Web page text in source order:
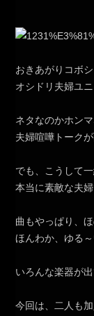
おきあがりコボ
オシドリ夫婦ユ
ネタなのかホン
夫婦喧嘩トーク
でも、こうして
本当に素敵な夫婦
曲もやっぱり、
ほんわか、ゆる
いろんな楽器が
今回は、二人も